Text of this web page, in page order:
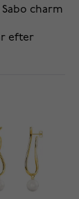
charm
efter